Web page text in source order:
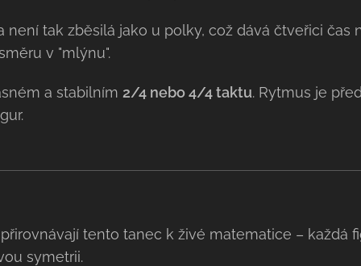
není tak zběsilá jako u polky, což dává čtveřici čas
v "mlýnu".
a stabilním 2/4 nebo 4/4 taktu. Rytmus je
tento tanec k živé matematice – každá
symetrii.